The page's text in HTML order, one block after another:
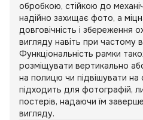
обробкою, стійкою до
надійно захищає фото, а
довговічність і збереження
вигляду навіть при частому
Функціональність рамки
розміщувати вертикально
на полицю чи підвішувати на
підходить для фотографій,
постерів, надаючи їм
вигляду.